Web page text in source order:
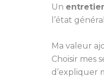
Un
l’état
Ma valeur
Choisir mes
d’expliquer